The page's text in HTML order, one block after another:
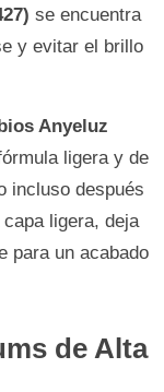
se encuentra
y evitar el brillo
Anyeluz
ligera y de
incluso después
ligera, deja
para un acabado
de Alta